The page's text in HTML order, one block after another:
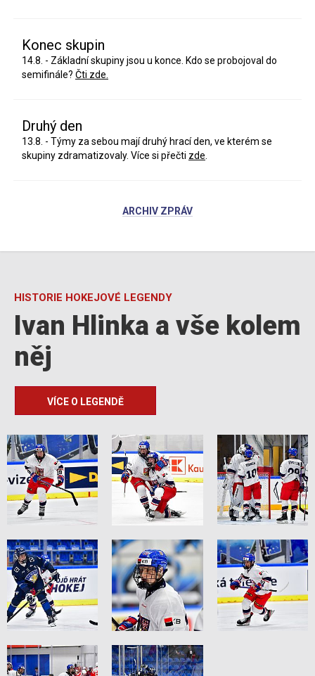
Konec skupin
14.8. - Základní skupiny jsou u konce. Kdo se probojoval do
semifinále? Čti zde.
Druhý den
13.8. - Týmy za sebou mají druhý hrací den, ve kterém se
skupiny zdramatizovaly. Více si přečti zde
ARCHIV ZPRÁV
HISTORIE HOKEJOVÉ LEGENDY
Ivan Hlinka a vše kolem
něj
VÍCE O LEGENDĚ